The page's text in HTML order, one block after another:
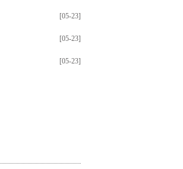
[05-23]
[05-23]
[05-23]